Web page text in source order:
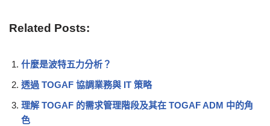
Related Posts:
什麼是波特五力分析？
透過 TOGAF 協調業務與 IT 策略
理解 TOGAF 的需求管理階段及其在 TOGAF ADM 中的角
色